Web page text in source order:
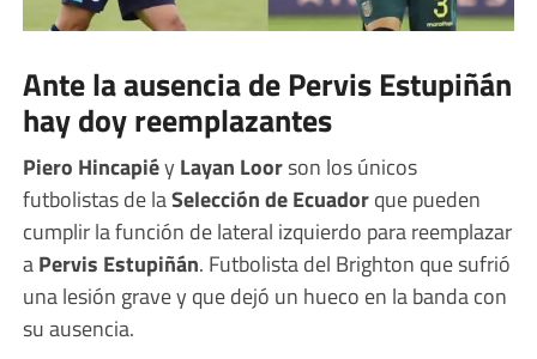
Ante la ausencia de Pervis Estupiñán
hay doy reemplazantes
Piero Hincapiéy Layan Loorson los únicos
futbolistas de laSelección deEcuadorque pueden
cumplir la función de lateral izquierdo para reemplazar
aPervis Estupiñán. Futbolista del Brighton que sufrió
una lesión grave y que dejó un hueco en la banda con
su ausencia.